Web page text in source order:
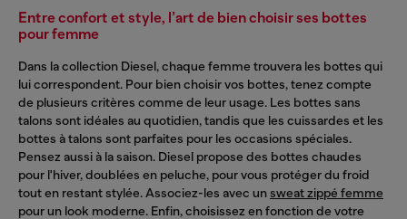
Entre confort et style, l’art de bien choisir ses bottes
pour femme
Dans la collection Diesel, chaque femme trouvera les bottes qui
lui correspondent. Pour bien choisir vos bottes, tenez compte
de plusieurs critères comme de leur usage. Les bottes sans
talons sont idéales au quotidien, tandis que les cuissardes et les
bottes à talons sont parfaites pour les occasions spéciales.
Pensez aussi à la saison. Diesel propose des bottes chaudes
pour l'hiver, doublées en peluche, pour vous protéger du froid
tout en restant stylée. Associez-les avec unsweat zippé femme
pour un look moderne. Enfin, choisissez en fonction de votre